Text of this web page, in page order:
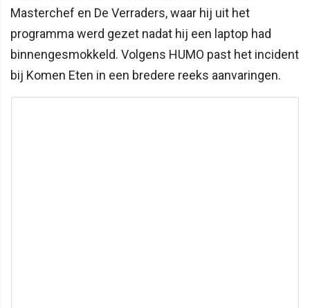
Masterchef en De Verraders, waar hij uit het
programma werd gezet nadat hij een laptop had
binnengesmokkeld. Volgens HUMO past het incident
bij Komen Eten in een bredere reeks aanvaringen.